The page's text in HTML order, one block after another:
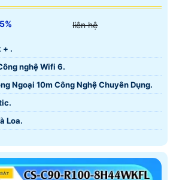
liên hệ
+ .
nghệ Wifi 6.
Ngoại 10m Công Nghệ Chuyên Dụng.
Loa.